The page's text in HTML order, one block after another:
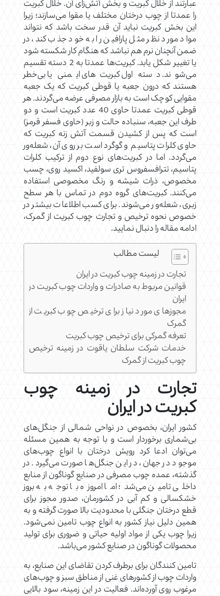
عبارتند از خلال کبریت و بخش آتش‌زای آن. خلال کبریت
را عمدتا از چوب درختان مختلف یا مقوا می‌سازند؛ زیرا
این بخش کبریت نباید آن قدر سخت باشد که نتواند
مواد مورد نظر مثل پارافین را به خود جذب کند، در
ضمن آنچنان نرم هم نباشد که هنگام کار شکسته شود
یا تغییر شکل یابد. کبریت‌ها عمدتا به 2 دسته تقسیم
می‌شوند. دسته اول کبریت‌های ایمنی یا بی‌خطر
هستند که درون جعبه یا قوطی کبریت که یک جعبه
مقوایی کوچک است به بازار مصرفی عرضه می‌گردند. هر
قوطی کبریت عمدتا حاوی 40 عدد کبریت است و دو
طرف این جعبه، سنباده حالت و زبر (حاوی فسفر قرمز)
است که پس از کشیدن قسمت آتش زنه کبریت که
حاوی کلرات پتاسیم و گوگرد است بر روی آن، شعله‌ور
می‌گردد. اما در کبریت‌های نوع دوم از ترکیب کلرات
پتاسیم، تترافسفروس تری سولفید، اکسید روی، چسب
مخصوص، ذرات شیشه و رنگ مخصوصی استفاده
می‌کنند. کبریت‌‌های گروه دوم در تماس با هر سطح
زبری، شعله‌ور می‌شوند. برای کسب اطلاعات بیشتر در
خصوص نحوه ترخیص و تجارت چوب کبریت از گمرک،
ادامه مقاله را دنبال نمایید.
لیست مطالب
تجارت در زمینه چوب کبریت در ایران
قوانین مربوط به صادرات و واردات چوب کبریت در
ایران
مجوزهای مورد نیاز برای ترخیص چوب کبریت از
گمرک
تعرفه گمرکی برای ترخیص چوب کبریت
خدمات شرکت سلطان یاقوت در زمینه ترخیص
چوب کبریت از گمرک
تجارت در زمینه چوب
کبریت در ایران
کشور ایران، بخصوص در نواحی شمالی از جنگل‌های
بی‌شماری برخوردار است و با توجه به همین مسئله
می‌توان ادعا کرد رویش درختان با انواع چوب‌های
موجود در جهان، در این جنگل‌ها صورت می‌گیرد. در
گذشته، عمده چوب مصرفی در صنایع گوناگون از منابع
داخلی تامین می‌شد؛ اما امروزه با توجه به بروز
خشکسالی و کم آبی در کشورمان، صدور مجوز برای
قطع درختان جنگلی با محدودیت بالا صورت گرفته و به
همین دلیل نیاز کشور به انواع چوب تامین نمی‌شود.
زیرا چوب یکی از مواد اولیه حیاتی و ضروری برای تولید
محصولات گوناگون در صنایع کشور می‌باشد.
تامین کنندگان برای برطرف کردن تقاضای این صنایع، به
واردات چوب از کشورهای غنی از مناطق سبز و چوب‌های
مرغوب روی آورده‌اند. فعالیت در این زمینه، سود بالایی